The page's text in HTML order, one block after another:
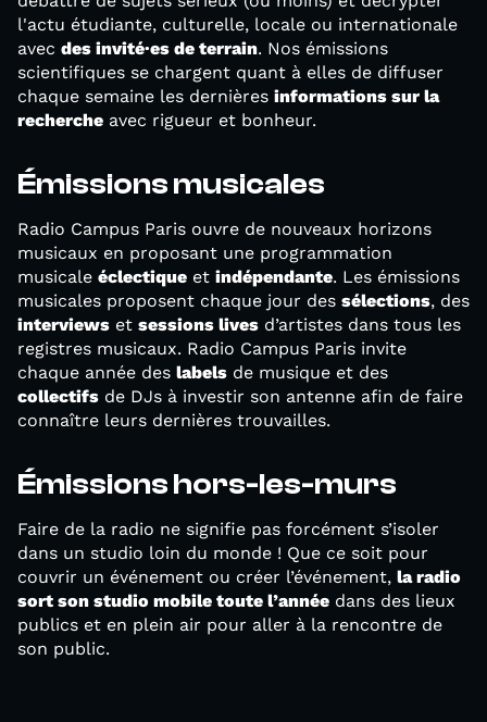
l'actu étudiante, culturelle, locale ou internationale
avec des invité·es de terrain. Nos émissions
scientifiques se chargent quant à elles de diffuser
chaque semaine les dernières informations sur la
recherche avec rigueur et bonheur.
Émissions musicales
Radio Campus Paris ouvre de nouveaux horizons
musicaux en proposant une programmation
musicale éclectique et indépendante. Les émissions
musicales proposent chaque jour des sélections, des
interviews et sessions lives d’artistes dans tous les
registres musicaux. Radio Campus Paris invite
chaque année des labels de musique et des
collectifs de DJs à investir son antenne afin de faire
connaître leurs dernières trouvailles.
Émissions hors-les-murs
Faire de la radio ne signifie pas forcément s’isoler
dans un studio loin du monde ! Que ce soit pour
couvrir un événement ou créer l’événement, la radio
sort son studio mobile toute l’année dans des lieux
publics et en plein air pour aller à la rencontre de
son public.